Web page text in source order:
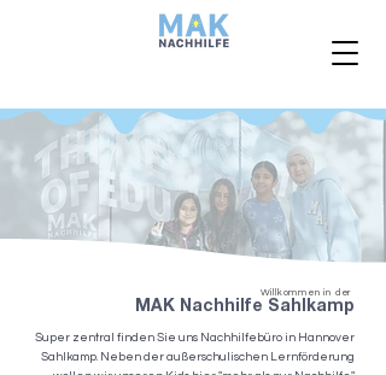
Willkommen in der
MAK Nachhilfe Sahlkamp
Super zentral finden Sie uns Nachhilfebüro in Hannover
Sahlkamp. Neben der außerschulischen Lernförderung